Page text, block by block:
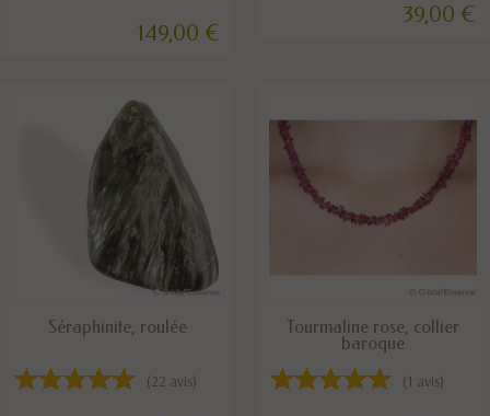
149,00 €
39,00 €
DISPONIBLE
Séraphinite, roulée
(22 avis)
DERNIERS ARTICLES EN STOCK
Tourmaline rose, collier
baroque
(1 avis)